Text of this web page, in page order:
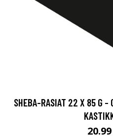
SHEBA-RASIAT 22 X 85 G -